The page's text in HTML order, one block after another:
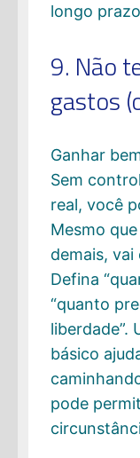
longo
9. Não
gastos
Ganhar
Sem
real, você
Mesmo
demais,
Defina
“quanto
liberdade”.
básico
pode